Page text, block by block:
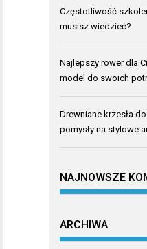
Częstotliwość
musisz wiedzieć?
Najlepszy rower dla
model do swoich
Drewniane krzesła
pomysły na stylowe
NAJNOWSZE
ARCHIWA